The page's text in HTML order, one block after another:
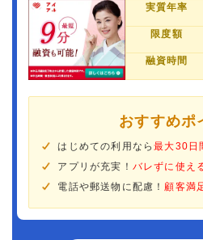
実質年率
限度額
融資時間
おすすめポ
はじめての利用なら最大30日
アプリが充実！ バレずに使え
電話や郵送物に配慮！ 顧客満